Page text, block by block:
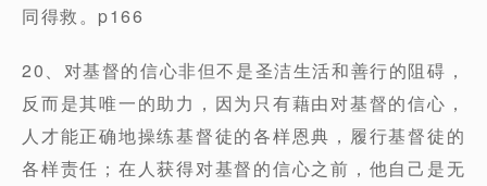
同得救。p166
20、对基督的信⼼⾮但不是圣洁⽣活和善⾏的阻碍，
反⽽是其唯⼀的助⼒，因为只有藉由对基督的信⼼，
⼈才能正确地操练基督徒的各样恩典，履⾏基督徒的
各样责任；在⼈获得对基督的信⼼之前，他⾃⼰是⽆